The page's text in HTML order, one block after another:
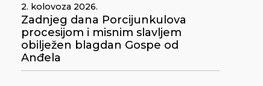
2. kolovoza 2026.
Zadnjeg dana Porcijunkulova
procesijom i misnim slavljem
obilježen blagdan Gospe od
Anđela